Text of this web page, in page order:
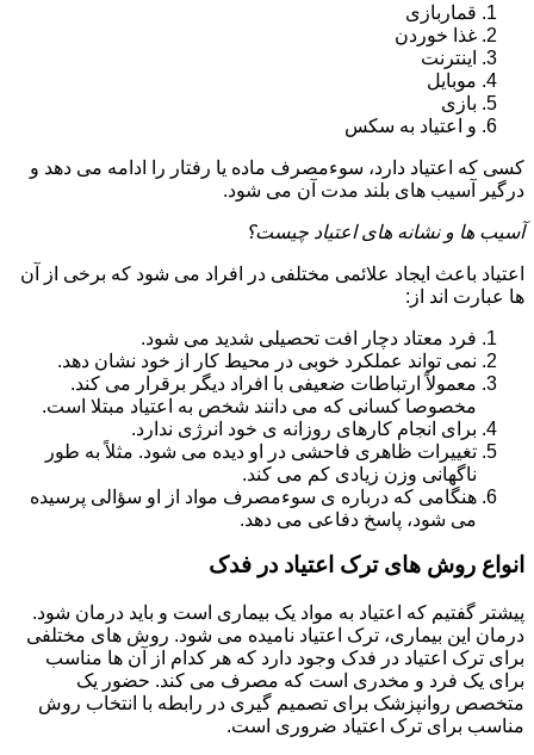
قماربازی
غذا خوردن
اینترنت
موبایل
بازی
و اعتیاد به سکس
کسی که اعتیاد دارد، سوءمصرف ماده یا رفتار را ادامه می دهد و
درگیر آسیب های بلند مدت آن می شود.
آسیب ها و نشانه های اعتیاد چیست؟
اعتیاد باعث ایجاد علائمی مختلفی در افراد می شود که برخی از آن
ها عبارت اند از:
فرد معتاد دچار افت تحصیلی شدید می شود.
نمی تواند عملکرد خوبی در محیط کار از خود نشان دهد.
معمولاً ارتباطات ضعیفی با افراد دیگر برقرار می کند.
مخصوصا کسانی که می دانند شخص به اعتیاد مبتلا است.
برای انجام کارهای روزانه ی خود انرژی ندارد.
تغییرات ظاهری فاحشی در او دیده می شود. مثلاً به طور
ناگهانی وزن زیادی کم می کند.
هنگامی که درباره ی سوءمصرف مواد از او سؤالی پرسیده
می شود، پاسخ دفاعی می دهد.
انواع روش های ترک اعتیاد در فدک
پیشتر گفتیم که اعتیاد به مواد یک بیماری است و باید درمان شود.
درمان این بیماری، ترک اعتیاد نامیده می شود. روش های مختلفی
برای ترک اعتیاد در فدک وجود دارد که هر کدام از آن ها مناسب
برای یک فرد و مخدری است که مصرف می کند. حضور یک
متخصص روانپزشک برای تصمیم گیری در رابطه با انتخاب روش
مناسب برای ترک اعتیاد ضروری است.